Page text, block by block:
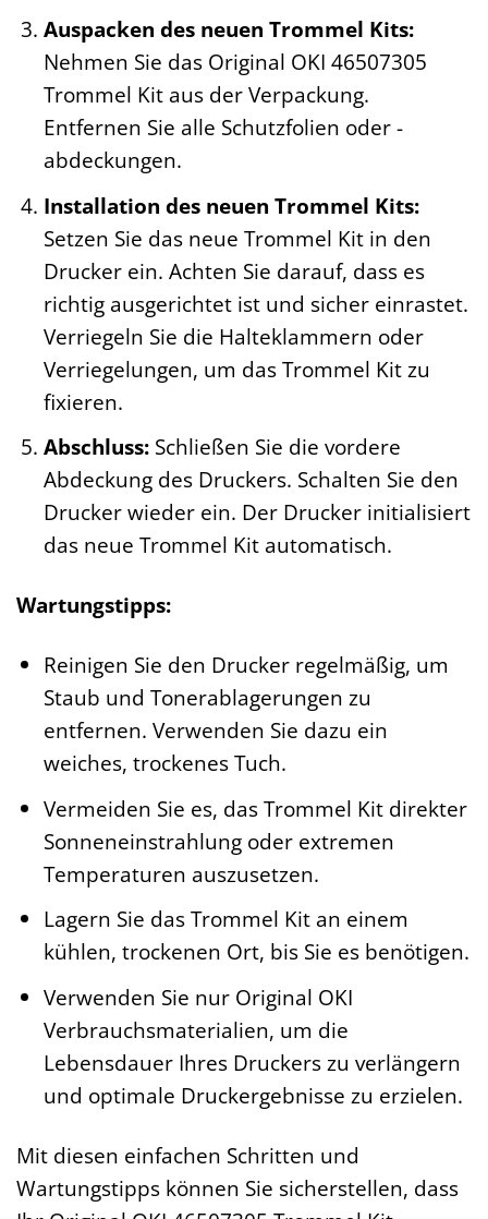
Auspacken des neuen Trommel Kits:
Nehmen Sie das Original OKI 46507305
Trommel Kit aus der Verpackung.
Entfernen Sie alle Schutzfolien oder -
abdeckungen.
Installation des neuen Trommel Kits:
Setzen Sie das neue Trommel Kit in den
Drucker ein. Achten Sie darauf, dass es
richtig ausgerichtet ist und sicher einrastet.
Verriegeln Sie die Halteklammern oder
Verriegelungen, um das Trommel Kit zu
fixieren.
Abschluss:Schließen Sie die vordere
Abdeckung des Druckers. Schalten Sie den
Drucker wieder ein. Der Drucker initialisiert
das neue Trommel Kit automatisch.
Wartungstipps:
Reinigen Sie den Drucker regelmäßig, um
Staub und Tonerablagerungen zu
entfernen. Verwenden Sie dazu ein
weiches, trockenes Tuch.
Vermeiden Sie es, das Trommel Kit direkter
Sonneneinstrahlung oder extremen
Temperaturen auszusetzen.
Lagern Sie das Trommel Kit an einem
kühlen, trockenen Ort, bis Sie es benötigen.
Verwenden Sie nur Original OKI
Verbrauchsmaterialien, um die
Lebensdauer Ihres Druckers zu verlängern
und optimale Druckergebnisse zu erzielen.
Mit diesen einfachen Schritten und
Wartungstipps können Sie sicherstellen, dass